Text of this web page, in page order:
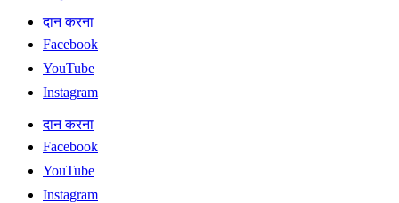
दान करना
Facebook
YouTube
Instagram
दान करना
Facebook
YouTube
Instagram